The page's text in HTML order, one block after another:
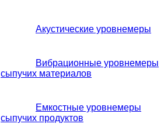
Акустические уровнемеры
Вибрационные уровнемеры
сыпучих материалов
Емкостные уровнемеры
сыпучих продуктов